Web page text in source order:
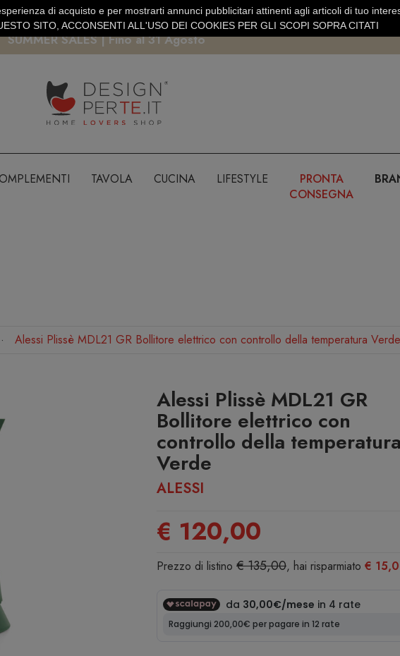
PAGAMENTO SICURO PAYPAL · CARTA DI CREDITO SERVIZIO CLIENTI
SUMMER SALES | Fino al 31 Agosto
TAVOLA CUCINA LIFESTYLE
PRONTA
CONSEGNA
Alessi Plissè MDL21 GR Bollitore elettrico con controllo della temperatura Verde
Alessi Plissè MDL21 GR
Bollitore elettrico con
controllo della temperatura
Verde
ALESSI
€ 120,00
Prezzo di listino € 135,00, hai risparmiato €
di acquisto e per mostrarti annunci pubblicitari attinenti agli articoli di tuo
SITO, ACCONSENTI ALL'USO DEI COOKIES PER GLI SCOPI SOPRA CITATI